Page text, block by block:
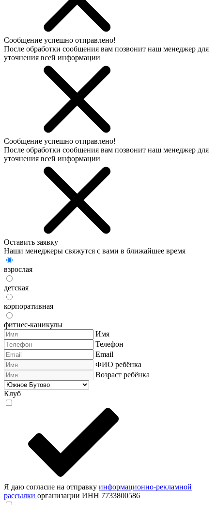
Сообщение успешно отправлено!
После обработки сообщения вам позвонит наш менеджер для
уточнения всей информации
Сообщение успешно отправлено!
После обработки сообщения вам позвонит наш менеджер для
уточнения всей информации
Оставить заявку
Наши менеджеры свяжутся с вами в ближайшее время
взрослая
детская
корпоративная
фитнес-каникулы
Имя
Телефон
Email
ФИО ребёнка
Возраст ребёнка
Клуб
Я даю согласие на отправку информационно-рекламной
рассылки организации ИНН 7733800586